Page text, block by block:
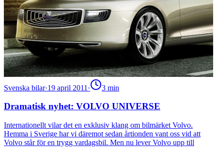
Svenska bilar·19 april 2011 · 3 min
Dramatisk nyhet: VOLVO UNIVERSE
Internationellt vilar det en exklusiv klang om bilmärket Volvo.
Hemma i Sverige har vi däremot sedan årtionden vant oss vid att
Volvo står för en trygg vardagsbil. Men nu lever Volvo upp till